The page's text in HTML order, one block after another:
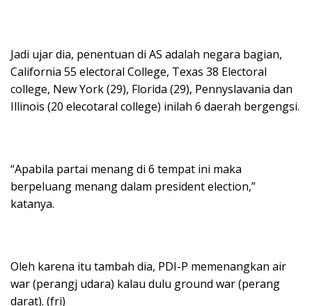
Jadi ujar dia, penentuan di AS adalah negara bagian,
California 55 electoral College, Texas 38 Electoral
college, New York (29), Florida (29), Pennyslavania dan
Illinois (20 elecotaral college) inilah 6 daerah bergengsi.
“Apabila partai menang di 6 tempat ini maka
berpeluang menang dalam president election,”
katanya.
Oleh karena itu tambah dia, PDI-P memenangkan air
war (perangj udara) kalau dulu ground war (perang
darat). (fri)